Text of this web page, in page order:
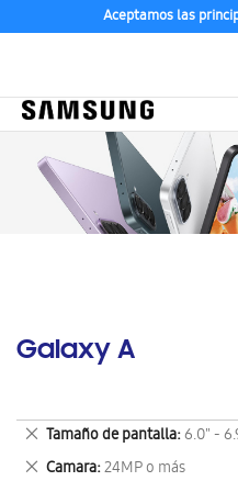
Aceptamos las
Galaxy A
Tamaño de pantalla 6.0" -
Eliminar
este
artículo
Camara 24MP o más
Eliminar